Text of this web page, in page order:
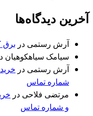
آخرین دیدگاه‌ها
آرش رستمی در برق
سیامک سیاهکوهیان
آرش رستمی در
شماره تماس
مرتضی فلاحی در
و شماره تماس